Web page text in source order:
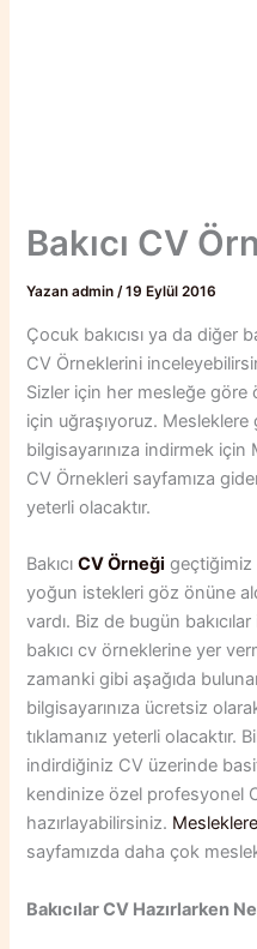
Bakıcı CV
Yazan admin/19 Eylül 2016
Çocuk bakıcısı ya da diğer
CV Örneklerini
Sizler için her mesleğe göre
için uğraşıyoruz. Mesleklere
bilgisayarınıza indirmek için
CV Örnekleri sayfamıza
yeterli olacaktır.
BakıcıCV Örneği geçtiğimiz
yoğun istekleri göz önüne
vardı. Biz de bugün
bakıcı cv örneklerine yer
zamanki gibi aşağıda
bilgisayarınıza ücretsiz
tıklamanız yeterli olacaktır.
indirdiğiniz CV üzerinde
kendinize özel profesyonel
hazırlayabilirsiniz.
sayfamızda daha çok
Bakıcılar CV Hazırlarken